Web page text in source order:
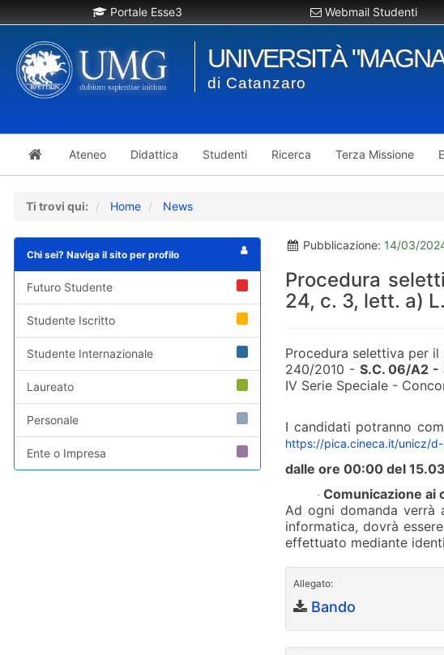
Portale Esse3 Webmail Studenti
UNIVERSITÀ
di Catanzaro
Ateneo Didattica Studenti Ricerca Terza Missione
Ti trovi qui: Home News
Chi sei? Naviga il sito per profilo
Futuro Studente
Studente Iscritto
Studente Internazionale
Laureato
Personale
Ente o Impresa
Pubblicazione: 14/03/
Procedura
24, c. 3, lett. a)
Procedura selettiva per
240/2010 - S.C. 06/A2 -
IV Serie Speciale -
I candidati potranno
https://pica.cineca.it/unicz/
dalle ore 00:00 del
· Comunicazione ai
Ad ogni domanda verrà
informatica, dovrà
effettuato mediante
Allegato:
Bando